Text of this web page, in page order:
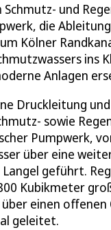
und
die
Kölner
ins
Anlagen
Druckleitung
sowie
Pumpwerk,
über eine
geführt.
Kubikmeter
einen offenen
geleitet.